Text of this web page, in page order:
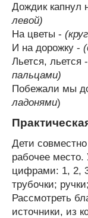
Дождик капнул
левой)
На цветы -
И на дорожку -
Льется, льется
пальцами)
Побежали мы
ладонями)
Дети
рабочее место.
цифрами: 1, 2,
трубочки;
Рассмотреть
источники, из